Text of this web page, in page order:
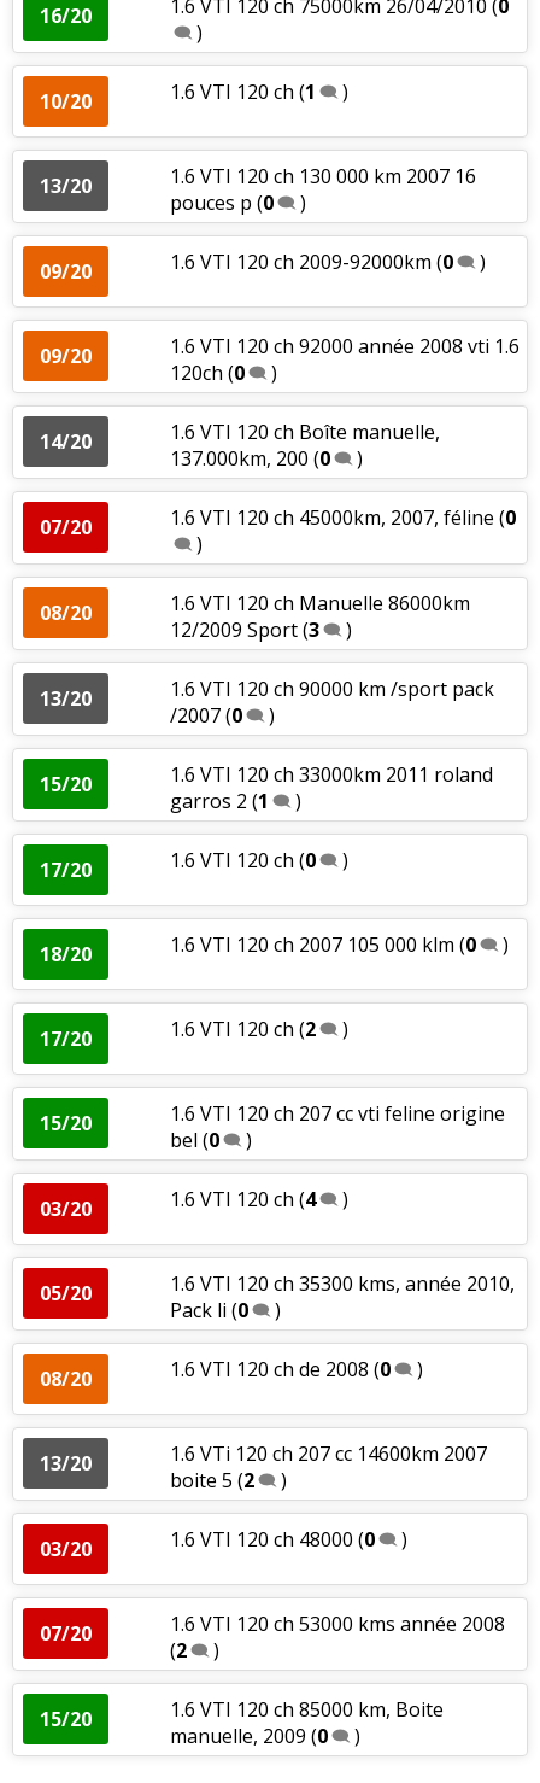
16/20 1.6 VTI 120 ch 75000km 26/04/2010 (0
)
10/20 1.6 VTI 120 ch (1 )
13/20
1.6 VTI 120 ch 130 000 km 2007 16
pouces p (0 )
09/20 1.6 VTI 120 ch 2009-92000km (0 )
09/20
1.6 VTI 120 ch 92000 année 2008 vti 1.6
120ch (0 )
14/20
1.6 VTI 120 ch Boîte manuelle,
137.000km, 200 (0 )
07/20 1.6 VTI 120 ch 45000km, 2007, féline (0
)
08/20
1.6 VTI 120 ch Manuelle 86000km
12/2009 Sport(3 )
13/20
1.6 VTI 120 ch 90000 km /sport pack
/2007(0 )
15/20
1.6 VTI 120 ch 33000km 2011 roland
garros 2 (1 )
17/20 1.6 VTI 120 ch (0 )
18/20 1.6 VTI 120 ch 2007 105 000 klm (0 )
17/20 1.6 VTI 120 ch (2 )
15/20
1.6 VTI 120 ch 207 cc vti feline origine
bel (0 )
03/20 1.6 VTI 120 ch (4 )
05/20
1.6 VTI 120 ch 35300 kms, année 2010,
Pack li (0 )
08/20 1.6 VTI 120 ch de 2008 (0 )
13/20
1.6 VTi 120 ch 207 cc 14600km 2007
boite 5 (2 )
03/20 1.6 VTI 120 ch 48000 (0 )
07/20
1.6 VTI 120 ch 53000 kms année 2008
(2 )
15/20
1.6 VTI 120 ch 85000 km, Boite
manuelle, 2009 (0 )